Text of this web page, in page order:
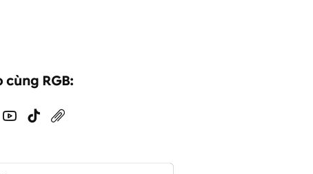
cùng RGB: